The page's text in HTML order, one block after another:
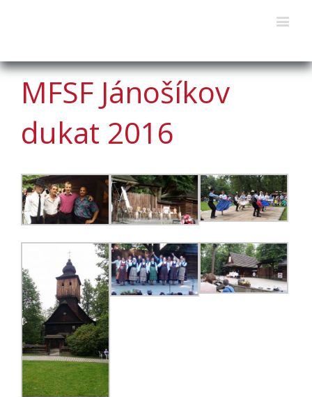
MFSF Jánošíkov
dukat 2016